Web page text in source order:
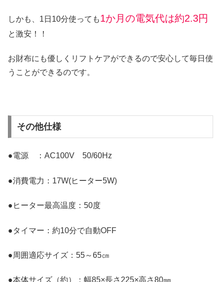
しかも、1日10分使っても1か月の電気代は約2.3円
と激安！！
お財布にも優しくリフトケアができるので安心して毎日使
うことができるのです。
その他仕様
●電源 ：AC100V 50/60Hz
●消費電力：17W(ヒーター5W)
●ヒーター最高温度：50度
●タイマー：約10分で自動OFF
●周囲適応サイズ：55～65㎝
●本体サイズ（約）：幅85×長さ225×高さ80㎜